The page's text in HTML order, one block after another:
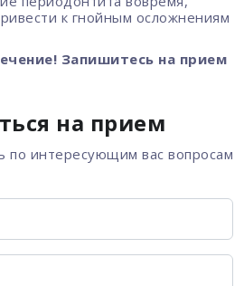
к гнойным осложнениям
Запишитесь на прием
на прием
по интересующим вас вопросам